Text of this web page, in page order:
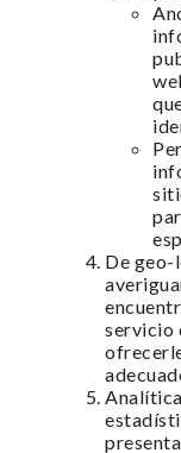
De geo-
servicio